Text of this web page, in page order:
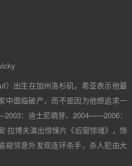
）出生在加州洛杉矶，希亚表示他最
中面临破产，而不是因为他想追求一
：迪士尼萌芽、2004——2006：
·拉博夫演出惊悚片《后窗惊魂》，饰
窥邻意外发现连环杀手，杀人犯由大